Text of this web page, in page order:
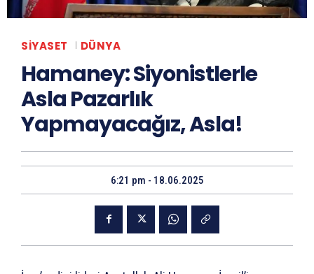
SIYASET DÜNYA
Hamaney: Siyonistlerle
Asla Pazarlık
Yapmayacağız, Asla!
6:21 pm - 18.06.2025